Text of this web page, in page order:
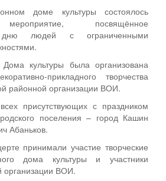
доме культуры состоялось
посвящённое
дню людей с ограниченными
культуры была организована
прикладного творчества
районной организации ВОИ.
присутствующих с праздником
поселения – город Кашин
Абаньков.
принимали участие творческие
дома культуры и участники
организации ВОИ.